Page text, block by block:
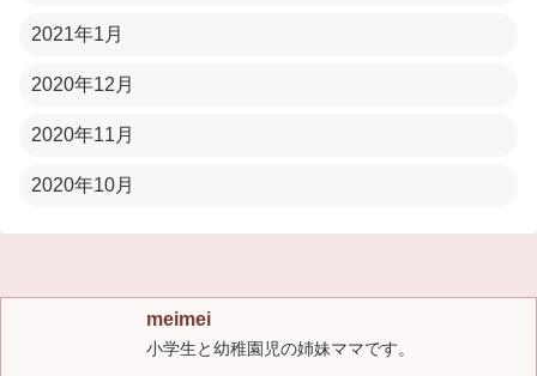
2021年1月
2020年12月
2020年11月
2020年10月
meimei
小学生と幼稚園児の姉妹ママです。